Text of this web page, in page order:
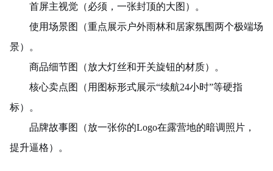
首屏主视觉（必须，一张封顶的大图）。
使用场景图（重点展示户外雨林和居家氛围两个极端场
景）。
商品细节图（放大灯丝和开关旋钮的材质）。
核心卖点图（用图标形式展示“续航24小时”等硬指
标）。
品牌故事图（放一张你的Logo在露营地的暗调照片，
提升逼格）。